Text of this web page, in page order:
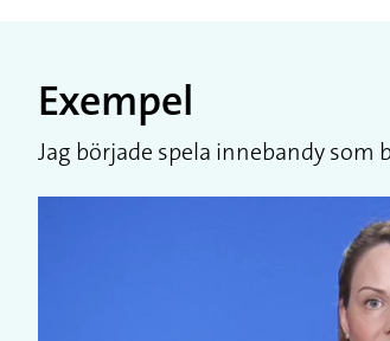
Exempel
Jag började spela innebandy